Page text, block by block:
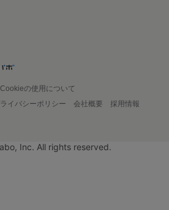
Cookieの使用について
イバシーポリシー 会社概要
採用情報
Inc. All rights reserved.